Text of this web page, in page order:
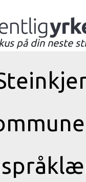
på din neste